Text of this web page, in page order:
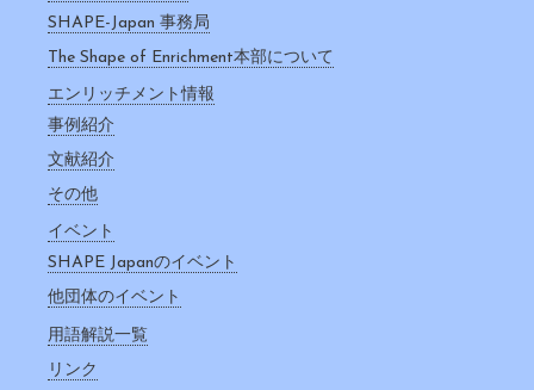
SHAPE-Japan 事務局
The Shape of Enrichment本部について
エンリッチメント情報
事例紹介
文献紹介
その他
イベント
SHAPE Japanのイベント
他団体のイベント
用語解説一覧
リンク